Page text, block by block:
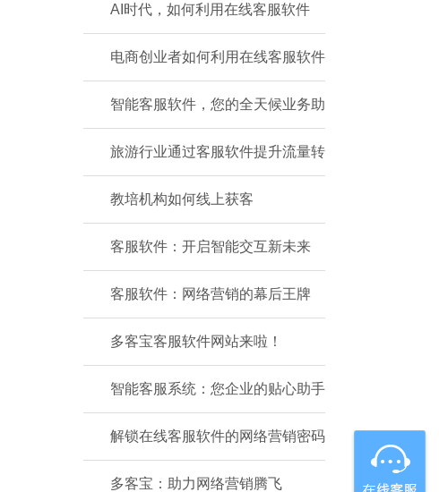
AI时代，如何利用在线客服软件
电商创业者如何利用在线客服软件
智能客服软件，您的全天候业务助
旅游行业通过客服软件提升流量转
教培机构如何线上获客
客服软件：开启智能交互新未来
客服软件：网络营销的幕后王牌
多客宝客服软件网站来啦！
智能客服系统：您企业的贴心助手
解锁在线客服软件的网络营销密码
多客宝：助力网络营销腾飞